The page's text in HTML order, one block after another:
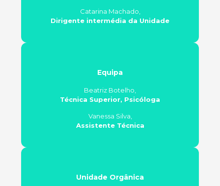
Catarina Machado,
Dirigente intermédia da Unidade
Equipa
Beatriz Botelho,
Técnica Superior, Psicóloga
Vanessa Silva,
Assistente Técnica
Unidade Orgânica